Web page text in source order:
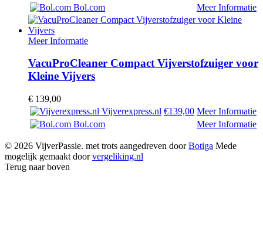
Bol.com
Meer Informatie
Meer Informatie
VacuProCleaner Compact Vijverstofzuiger voor
Kleine Vijvers
€ 139,00
Vijverexpress.nl €139,00 Meer Informatie
Bol.com
Meer Informatie
© 2026 VijverPassie. met trots aangedreven doorBotiga Mede
mogelijk gemaakt doorvergeliking.nl
Terug naar boven